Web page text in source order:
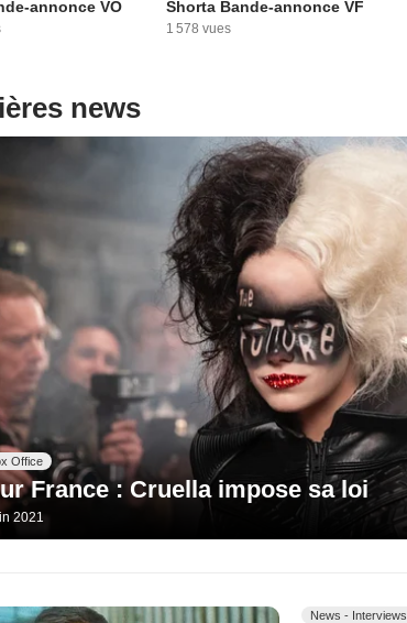
annonce VO Shorta Bande-annonce VF
1 578 vues
news
Office
France : Cruella impose sa loi
2021
News - Interviews